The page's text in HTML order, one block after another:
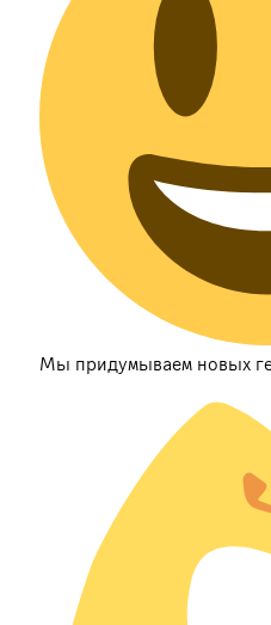
Мы придумываем новых